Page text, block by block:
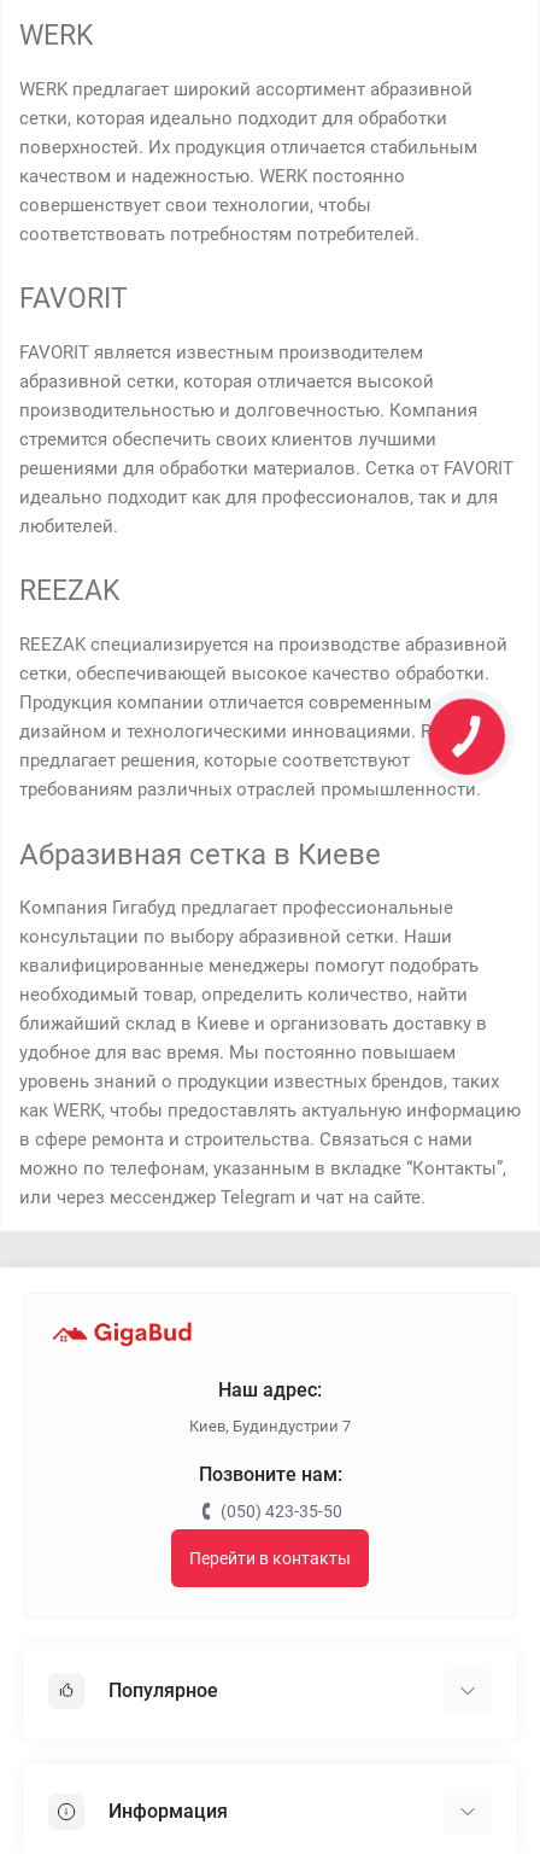
WERK
WERK предлагает широкий ассортимент абразивной
сетки, которая идеально подходит для обработки
поверхностей. Их продукция отличается стабильным
качеством и надежностью. WERK постоянно
совершенствует свои технологии, чтобы
соответствовать потребностям потребителей.
FAVORIT
FAVORIT является известным производителем
абразивной сетки, которая отличается высокой
производительностью и долговечностью. Компания
стремится обеспечить своих клиентов лучшими
решениями для обработки материалов. Сетка от FAVORIT
идеально подходит как для профессионалов, так и для
любителей.
REEZAK
REEZAK специализируется на производстве абразивной
сетки, обеспечивающей высокое качество обработки.
Продукция компании отличается современным
дизайном и технологическими инновациями. REEZAK
предлагает решения, которые соответствуют
требованиям различных отраслей промышленности.
Абразивная сетка в Киеве
Компания Гигабуд предлагает профессиональные
консультации по выбору абразивной сетки. Наши
квалифицированные менеджеры помогут подобрать
необходимый товар, определить количество, найти
ближайший склад в Киеве и организовать доставку в
удобное для вас время. Мы постоянно повышаем
уровень знаний о продукции известных брендов, таких
как WERK, чтобы предоставлять актуальную информацию
в сфере ремонта и строительства. Связаться с нами
можно по телефонам, указанным в вкладке “Контакты”,
или через мессенджер Telegram и чат на сайте.
Наш адрес:
Киев, Будиндустрии 7
Позвоните нам:
(050) 423-35-50
Перейти в контакты
Популярное
Пенопласт
Информация